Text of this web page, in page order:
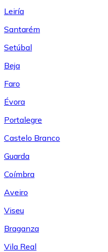
Leiría
Santarém
Setúbal
Beja
Faro
Évora
Portalegre
Castelo Branco
Guarda
Coímbra
Aveiro
Viseu
Braganza
Vila Real